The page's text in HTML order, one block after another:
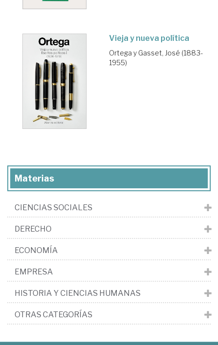
Vieja y nueva política
Ortega y Gasset, José (1883-
1955)
Materias
CIENCIAS SOCIALES
DERECHO
ECONOMÍA
EMPRESA
HISTORIA Y CIENCIAS HUMANAS
OTRAS CATEGORÍAS